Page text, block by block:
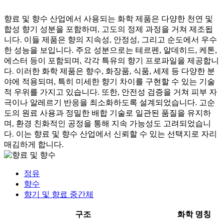
향료 및 향수 산업에서 사용되는 화학 제품은 다양한 천연 및
합성 향기 성분을 포함하며, 고도의 정제 과정을 거쳐 제조됩
니다. 이들 제품은 향의 지속성, 안정성, 그리고 순도에서 우수
한 성능을 보입니다. 주요 성분으로는 테르펜, 알데히드, 케톤,
에스터 등이 포함되며, 각각 특유의 향기 프로파일을 제공합니
다. 이러한 화학 제품은 향수, 화장품, 식품, 세제 등 다양한 분
야에 적용되며, 특히 미세한 향기 차이를 구현할 수 있는 기술
적 우위를 가지고 있습니다. 또한, 안전성 검증을 거쳐 피부 자
극이나 알레르기 반응을 최소화하도록 설계되었습니다. 고순
도의 원료 사용과 정밀한 배합 기술로 일관된 품질을 유지하
며, 환경 친화적인 공정을 통해 지속 가능성도 고려되었습니
다. 이는 향료 및 향수 산업에서 신뢰할 수 있는 선택지로 자리
매김하게 합니다.
정유
향수
향기 및 향료 중간체
구조 화학 명칭